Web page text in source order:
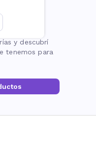
y descubrí
tenemos para